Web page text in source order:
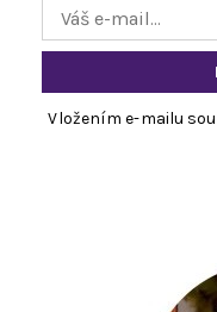
Vložením e-mailu